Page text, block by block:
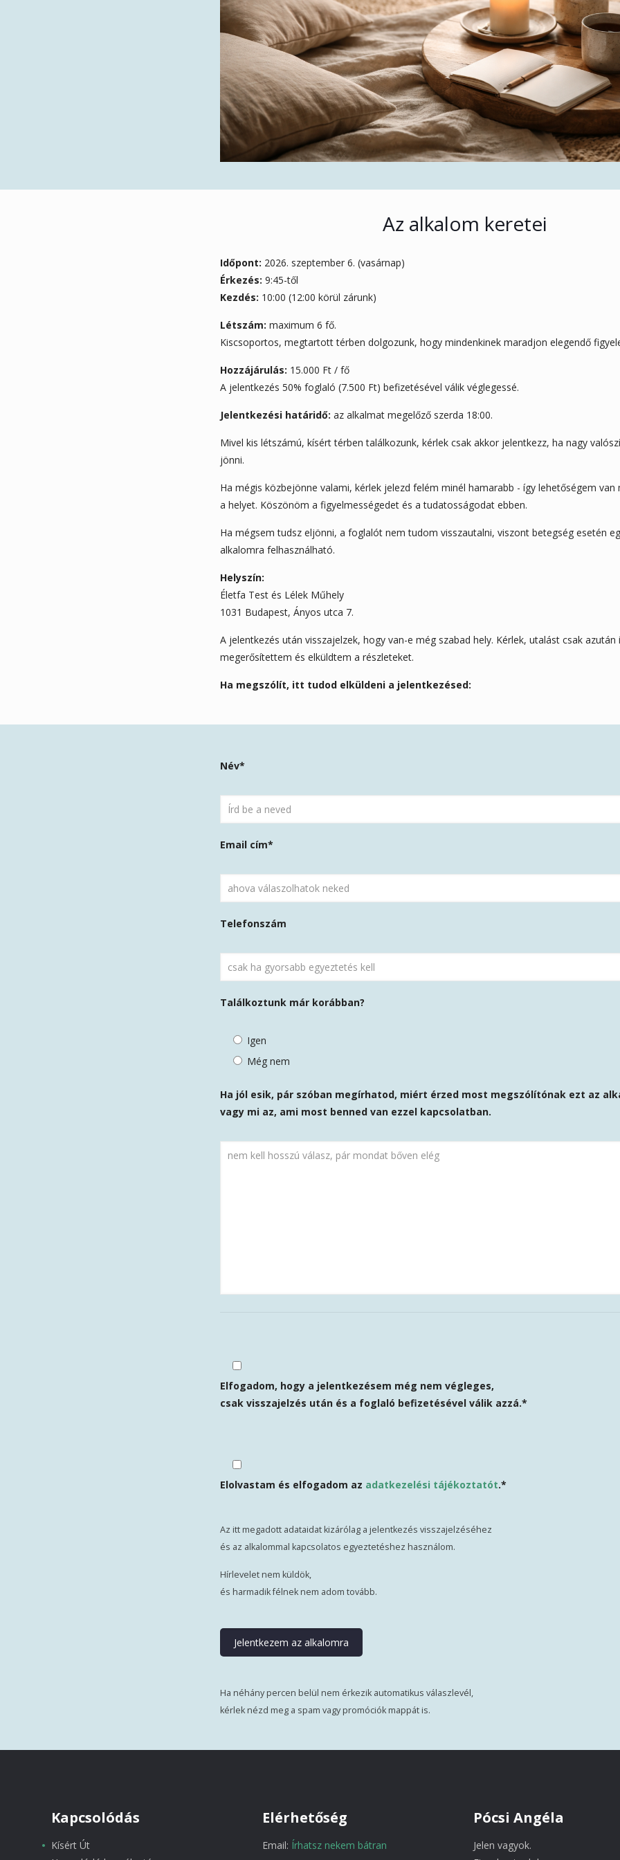
Az alkalom keretei
Időpont: 2026. szeptember 6. (vasárnap)
Érkezés: 9:45-től
Kezdés: 10:00 (12:00 körül zárunk)
Létszám: maximum 6 fő.
Kiscsoportos, megtartott térben dolgozunk, hogy mindenkinek maradjon elegendő
Hozzájárulás: 15.000 Ft / fő
A jelentkezés 50% foglaló (7.500 Ft) befizetésével válik véglegessé.
Jelentkezési határidő: az alkalmat megelőző szerda 18:00.
Mivel kis létszámú, kísért térben találkozunk, kérlek csak akkor jelentkezz, ha nagy
jönni.
Ha mégis közbejönne valami, kérlek jelezd felém minél hamarabb - így lehetőségem van
a helyet. Köszönöm a figyelmességedet és a tudatosságodat ebben.
Ha mégsem tudsz eljönni, a foglalót nem tudom visszautalni, viszont betegség esetén
alkalomra felhasználható.
Helyszín:
Életfa Test és Lélek Műhely
1031 Budapest, Ányos utca 7.
A jelentkezés után visszajelzek, hogy van-e még szabad hely. Kérlek, utalást csak
megerősítettem és elküldtem a részleteket.
Ha megszólít, itt tudod elküldeni a jelentkezésed:
leave
field
empty.
Név*
Email cím*
Telefonszám
Találkoztunk már korábban?
Igen
Még nem
Ha jól esik, pár szóban megírhatod, miért érzed most megszólítónak ezt az
vagy mi az, ami most benned van ezzel kapcsolatban.
Elfogadom, hogy a jelentkezésem még nem végleges,
csak visszajelzés után és a foglaló befizetésével válik azzá.*
Elolvastam és elfogadom az adatkezelési tájékoztatót.*
Az itt megadott adataidat kizárólag a jelentkezés visszajelzéséhez
és az alkalommal kapcsolatos egyeztetéshez használom.
Hírlevelet nem küldök,
és harmadik félnek nem adom tovább.
Ha néhány percen belül nem érkezik automatikus válaszlevél,
kérlek nézd meg a spam vagy promóciók mappát is.
Kapcsolódás
Kísért Út
Elérhetőség
Email: Írhatsz nekem bátran
Pócsi Angéla
Jelen vagyok.